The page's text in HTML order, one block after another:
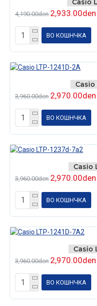
Casio
4,190.00den 2,933.00den
ВО КОШНЧКА
Casio
3,960.00den 2,970.00den
ВО КОШНЧКА
Casio
3,960.00den 2,970.00den
ВО КОШНЧКА
Casio
3,960.00den 2,970.00den
ВО КОШНЧКА